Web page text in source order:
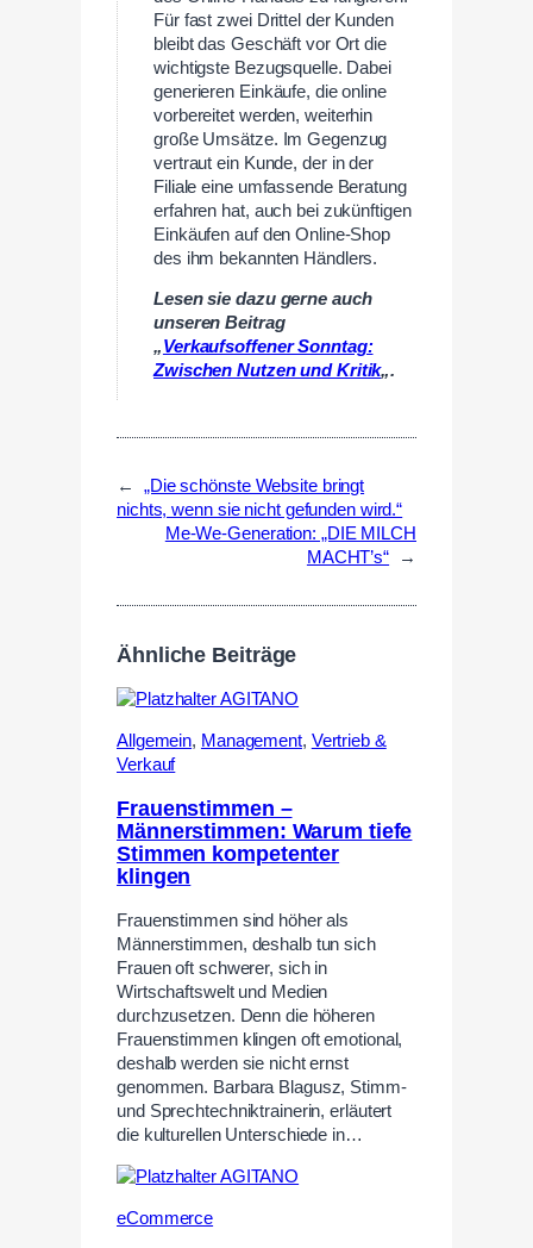
Für fast zwei Drittel der Kunden
bleibt das Geschäft vor Ort die
wichtigste Bezugsquelle. Dabei
generieren Einkäufe, die online
vorbereitet werden, weiterhin
große Umsätze. Im Gegenzug
vertraut ein Kunde, der in der
Filiale eine umfassende Beratung
erfahren hat, auch bei zukünftigen
Einkäufen auf den Online-Shop
des ihm bekannten Händlers.
Lesen sie dazu gerne auch
unseren Beitrag
„Verkaufsoffener Sonntag:
Zwischen Nutzen und Kritik„.
←
„Die schönste Website bringt
nichts, wenn sie nicht gefunden wird.“
Me-We-Generation: „DIE MILCH
MACHT’s“
→
Ähnliche Beiträge
Allgemein, Management, Vertrieb &
Verkauf
Frauenstimmen –
Männerstimmen: Warum tiefe
Stimmen kompetenter
klingen
Frauenstimmen sind höher als
Männerstimmen, deshalb tun sich
Frauen oft schwerer, sich in
Wirtschaftswelt und Medien
durchzusetzen. Denn die höheren
Frauenstimmen klingen oft emotional,
deshalb werden sie nicht ernst
genommen. Barbara Blagusz, Stimm-
und Sprechtechniktrainerin, erläutert
die kulturellen Unterschiede in…
eCommerce